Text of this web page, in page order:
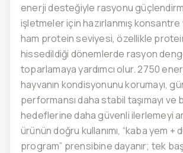
enerji desteğiyle rasyonu
işletmeler için hazırlanmış konsantre
ham protein seviyesi, özellikle protein
hissedildiği dönemlerde rasyon
toparlamaya yardımcı olur. 2750
hayvanın kondisyonunu korumayı,
performansı daha stabil taşımayı ve
hedeflerine daha güvenli ilerlemeyi
ürünün doğru kullanımı, “kaba yem +
program” prensibine dayanır; tek